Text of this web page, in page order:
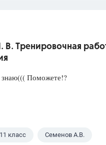
В. Тренировочная
знаю((( Поможете!?
11 класс Семенов А.В.